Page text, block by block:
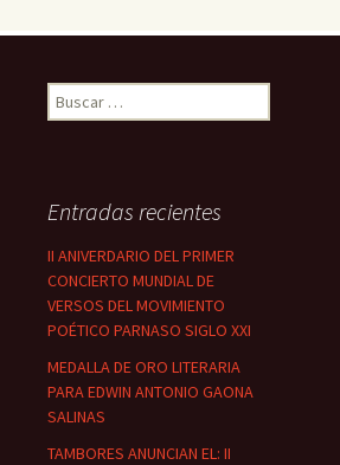
Buscar:
Entradas recientes
II ANIVERDARIO DEL PRIMER
CONCIERTO MUNDIAL DE
VERSOS DEL MOVIMIENTO
POÉTICO PARNASO SIGLO XXI
MEDALLA DE ORO LITERARIA
PARA EDWIN ANTONIO GAONA
SALINAS
TAMBORES ANUNCIAN EL: II